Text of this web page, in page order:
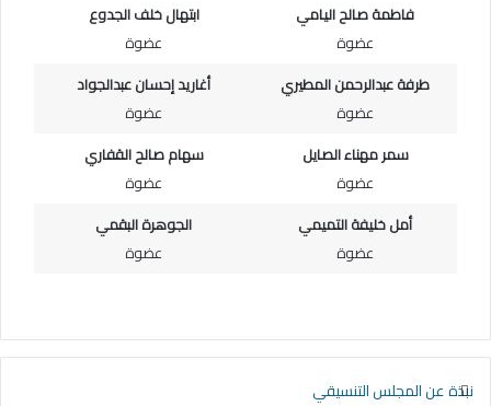
فاطمة صالح اليامي
عضوة
ابتهال خلف الجدوع
عضوة
طرفة عبدالرحمن المطيري
عضوة
أغاريد إحسان عبدالجواد
عضوة
سمر مهناء الصايل
عضوة
سهام صالح القفاري
عضوة
أمل خليفة التميمي
عضوة
الجوهرة البقمي
عضوة
نبذة عن المجلس التنسيقي